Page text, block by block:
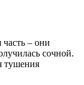
– они
сочной.
тушения